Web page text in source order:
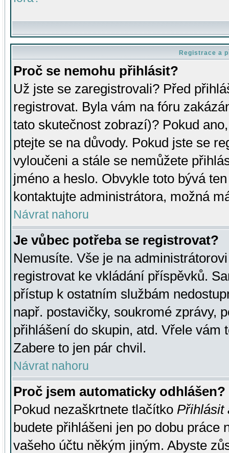
Registrace a
Proč se nemohu přihlásit?
Už jste se zaregistrovali? Před
registrovat. Byla vám na fóru
tato skutečnost zobrazí)? Pokud
ptejte se na důvody. Pokud jste se
vyloučeni a stále se nemůžete
jméno a heslo. Obvykle toto bývá
kontaktujte administrátora, možná
Návrat nahoru
Je vůbec potřeba se registrovat?
Nemusíte. Vše je na
registrovat ke vkládání příspěvků.
přístup k ostatním službám
např. postavičky, soukromé zprávy,
přihlášení do skupin, atd. Vřele vám
Zabere to jen pár chvil.
Návrat nahoru
Proč jsem automaticky odhlášen?
Pokud nezaškrtnete tlačítko Přihlásit
budete přihlášeni jen po dobu práce
vašeho účtu někým jiným. Abyste